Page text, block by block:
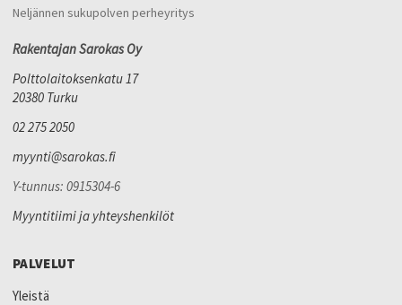
Neljännen sukupolven perheyritys
Rakentajan Sarokas Oy
Polttolaitoksenkatu 17
20380 Turku
02 275 2050
myynti@sarokas.fi
Y-tunnus: 0915304-6
Myyntitiimi ja yhteyshenkilöt
PALVELUT
Yleistä